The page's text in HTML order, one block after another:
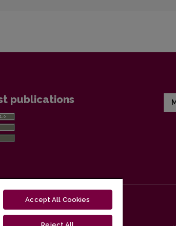
publications
Accept All Cookies